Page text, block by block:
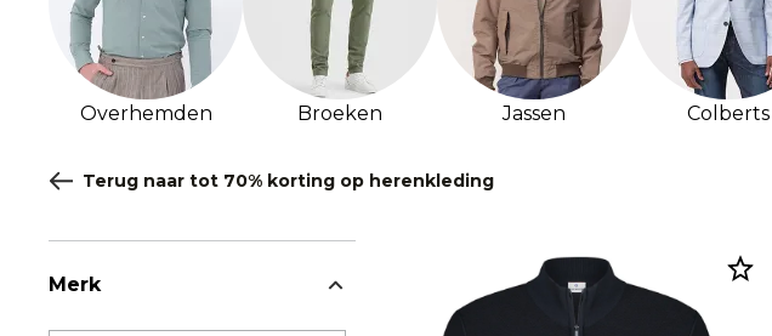
Overhemden Broeken Jassen Colberts
Terug naar tot 70% korting op herenkleding
Merk